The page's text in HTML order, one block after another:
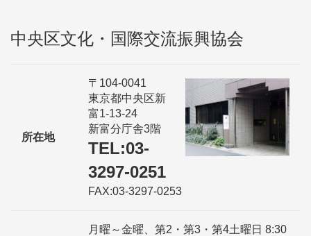
中央区文化・国際交流振興協会
所在地
〒104-0041
東京都中央区新
富1-13-24
新富分庁舎3階
TEL:03-
3297-0251
FAX:03-3297-0253
月曜～金曜、第2・第3・第4土曜日 8:30